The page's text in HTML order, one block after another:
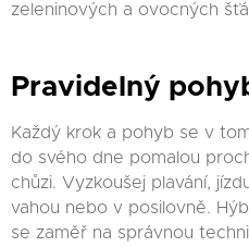
zeleninových a ovocných
Pravidelný
Každý krok a pohyb se v
do svého dne pomalou
chůzi. Vyzkoušej plavání,
vahou nebo v posilovně.
se zaměř na správnou